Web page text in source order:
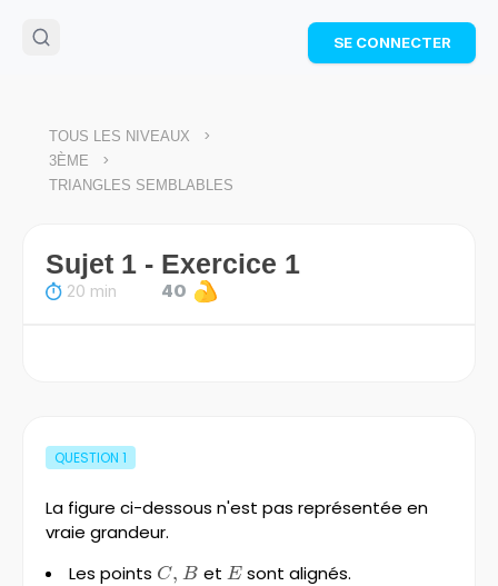
🌴Cahier de vacances offert
: révise les maths cet
Télécharge ton PDF gratuit et progresse avec des
SE CONNECTER
TOUS LES NIVEAUX >
3ÈME >
TRIANGLES SEMBLABLES
Sujet 1 - Exercice 1
20 min 40
QUESTION 1
La figure ci-dessous n'est pas représentée en
vraie grandeur.
Les points C,
C, B
B etE
E sont alignés.